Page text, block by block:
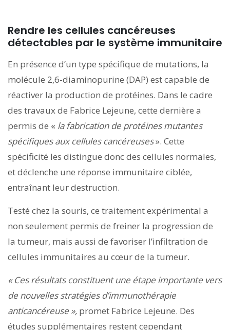
Rendre les cellules cancéreuses
détectables par le système immunitaire
En présence d’un type spécifique de mutations, la
molécule 2,6-diaminopurine (DAP) est capable de
réactiver la production de protéines. Dans le cadre
des travaux de Fabrice Lejeune, cette dernière a
permis de « la fabrication de protéines mutantes
spécifiques aux cellules cancéreuses». Cette
spécificité les distingue donc des cellules normales,
et déclenche une réponse immunitaire ciblée,
entraînant leur destruction.
Testé chez la souris, ce traitement expérimental a
non seulement permis de freiner la progression de
la tumeur, mais aussi de favoriser l’infiltration de
cellules immunitaires au cœur de la tumeur.
« Ces résultats constituent une étape importante vers
de nouvelles stratégies d’immunothérapie
anticancéreuse », promet Fabrice Lejeune. Des
études supplémentaires restent cependant